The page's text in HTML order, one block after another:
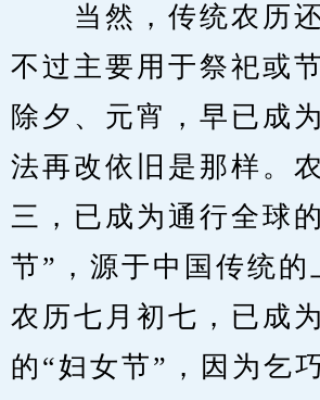
当然，传统农历还
不过主要用于祭祀或
除夕、元宵，早已成
法再改依旧是那样。
三，已成为通行全球
节”，源于中国传统的
农历七月初七，已成
的“妇女节”，因为乞